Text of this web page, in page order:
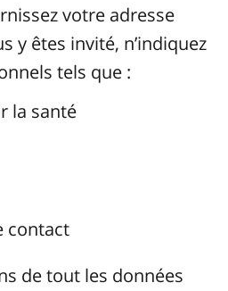
votre adresse
y êtes invité, n’indiquez
tels que :
la santé
contact
de tout les données